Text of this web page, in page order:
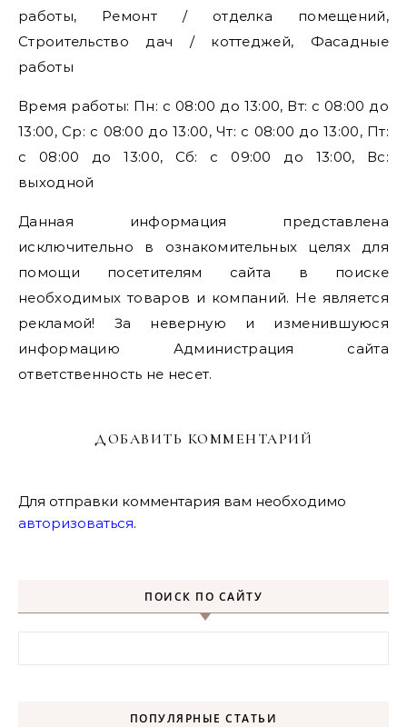
работы, Ремонт / отделка помещений,
Строительство дач / коттеджей, Фасадные
работы
Время работы: Пн: с 08:00 до 13:00, Вт: с 08:00 до
13:00, Ср: с 08:00 до 13:00, Чт: с 08:00 до 13:00, Пт:
с 08:00 до 13:00, Сб: с 09:00 до 13:00, Вс:
выходной
Данная информация представлена
исключительно в ознакомительных целях для
помощи посетителям сайта в поиске
необходимых товаров и компаний. Не является
рекламой! За неверную и изменившуюся
информацию Администрация сайта
ответственность не несет.
ДОБАВИТЬ КОММЕНТАРИЙ
Для отправки комментария вам необходимо
авторизоваться.
ПОИСК ПО САЙТУ
ПОПУЛЯРНЫЕ СТАТЬИ